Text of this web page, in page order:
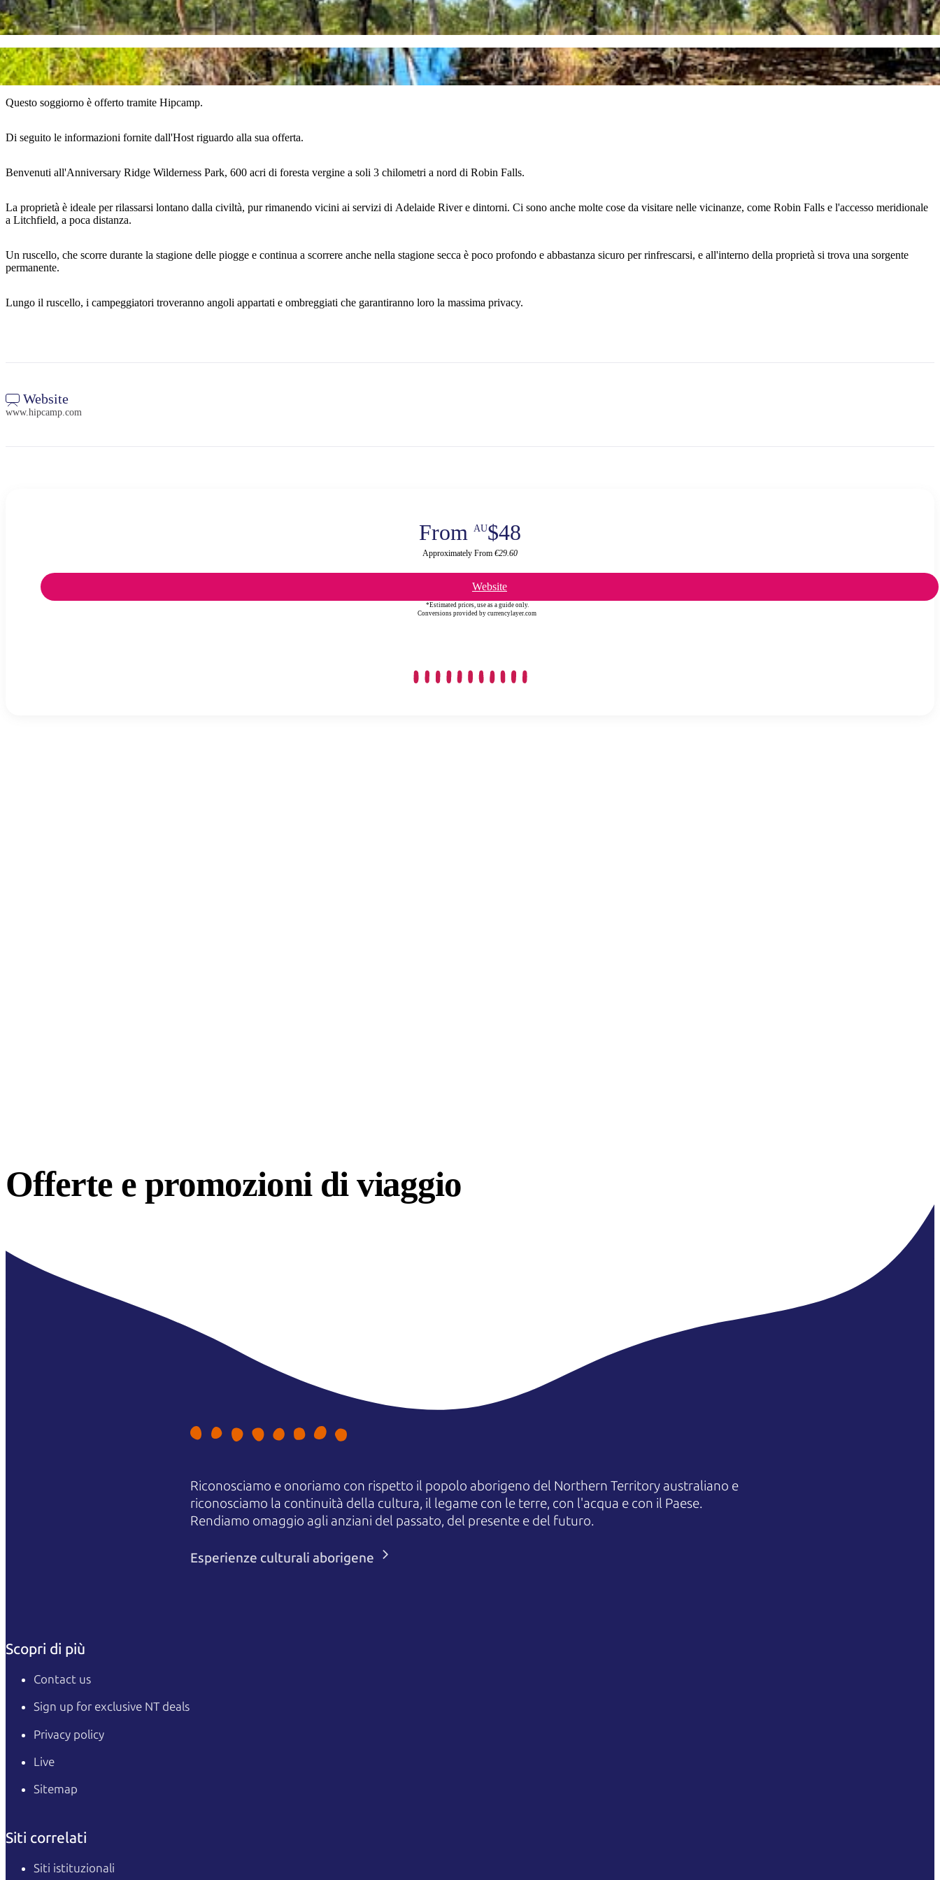
Questo soggiorno è offerto tramite Hipcamp.
Di seguito le informazioni fornite dall'Host riguardo alla sua offerta.
Benvenuti all'Anniversary Ridge Wilderness Park, 600 acri di foresta vergine a soli 3 chilometri a nord di Robin Falls.
La proprietà è ideale per rilassarsi lontano dalla civiltà, pur rimanendo vicini ai servizi di Adelaide River e dintorni. Ci sono anche molte cose da visitare nelle vicinanze, come Robin Falls e l'accesso meridionale
a Litchfield, a poca distanza.
Un ruscello, che scorre durante la stagione delle piogge e continua a scorrere anche nella stagione secca è poco profondo e abbastanza sicuro per rinfrescarsi, e all'interno della proprietà si trova una sorgente
permanente.
Lungo il ruscello, i campeggiatori troveranno angoli appartati e ombreggiati che garantiranno loro la massima privacy.
Website
www.hipcamp.com
From AU$48
Approximately From €29.60
Website
*Estimated prices, use as a guide only.
Conversions provided by currencylayer.com
Offerte e promozioni di viaggio
Riconosciamo e onoriamo con rispetto il popolo aborigeno del Northern Territory australiano e
riconosciamo la continuità della cultura, il legame con le terre, con l'acqua e con il Paese.
Rendiamo omaggio agli anziani del passato, del presente e del futuro.
Esperienze culturali aborigene
Scopri di più
Contact us
Sign up for exclusive NT deals
Privacy policy
Live
Sitemap
Siti correlati
Siti istituzionali